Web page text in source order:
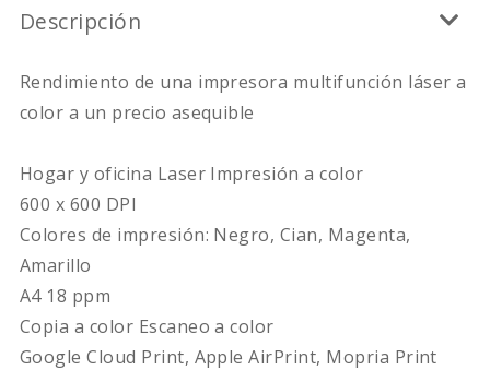
Descripción
Rendimiento de una impresora multifunción láser a
color a un precio asequible
Hogar y oficina Laser Impresión a color
600 x 600 DPI
Colores de impresión: Negro, Cian, Magenta,
Amarillo
A4 18 ppm
Copia a color Escaneo a color
Google Cloud Print, Apple AirPrint, Mopria Print